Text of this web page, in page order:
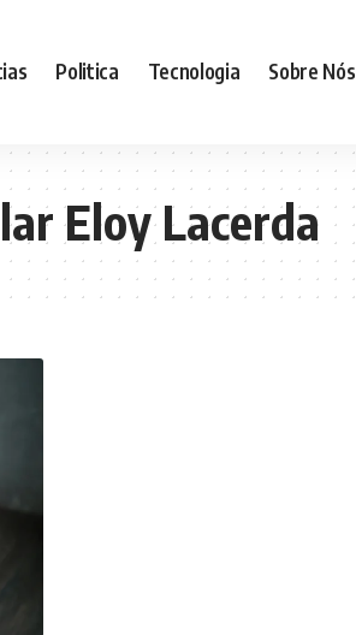
Politica Tecnologia Sobre Nós
Eloy Lacerda